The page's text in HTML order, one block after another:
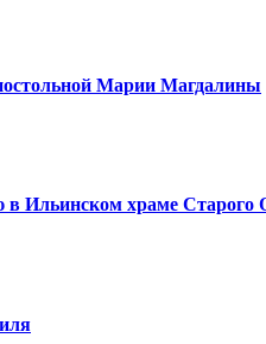
Марии Магдалины
Ильинском храме Старого